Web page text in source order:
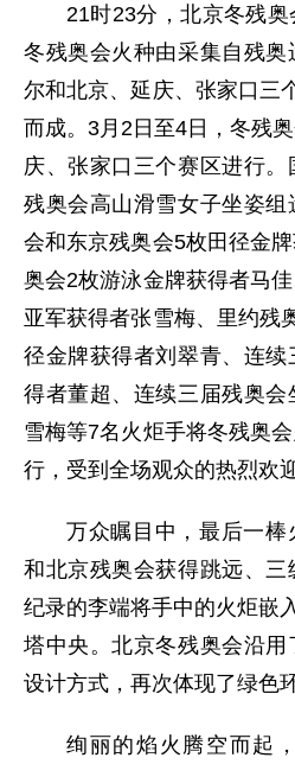
21时23分，北京冬残
冬残奥会火种由采集自残
尔和北京、延庆、张家口三
而成。3月2日至4日，冬残
庆、张家口三个赛区进行
残奥会高山滑雪女子坐姿
会和东京残奥会5枚田径金
奥会2枚游泳金牌获得者马
亚军获得者张雪梅、里约残
径金牌获得者刘翠青、连
得者董超、连续三届残奥
雪梅等7名火炬手将冬残奥
行，受到全场观众的热烈欢迎
万众瞩目中，最后一
和北京残奥会获得跳远、
纪录的李端将手中的火炬嵌
塔中央。北京冬残奥会沿
设计方式，再次体现了绿色
绚丽的焰火腾空而起